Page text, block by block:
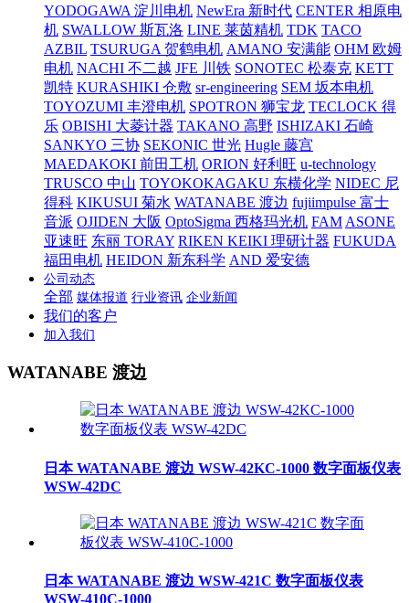
YODOGAWA 淀川电机 NewEra 新时代 CENTER 相原电
机 SWALLOW 斯瓦洛 LINE 莱茵精机 TDK TACO
AZBIL TSURUGA 贺鹤电机 AMANO 安满能 OHM 欧姆
电机 NACHI 不二越 JFE 川铁 SONOTEC 松泰克 KETT
凯特 KURASHIKI 仓敷 sr-engineering SEM 坂本电机
TOYOZUMI 丰澄电机 SPOTRON 狮宝龙 TECLOCK 得
乐 OBISHI 大菱计器 TAKANO 高野 ISHIZAKI 石崎
SANKYO 三协 SEKONIC 世光 Hugle 藤宫
MAEDAKOKI 前田工机 ORION 好利旺 u-technology
TRUSCO 中山 TOYOKOKAGAKU 东横化学 NIDEC 尼
得科 KIKUSUI 菊水 WATANABE 渡边 fujiimpulse 富士
音派 OJIDEN 大阪 OptoSigma 西格玛光机 FAM ASONE
亚速旺 东丽 TORAY RIKEN KEIKI 理研计器 FUKUDA
福田电机 HEIDON 新东科学 AND 爱安德
公司动态
全部 媒体报道 行业资讯 企业新闻
我们的客户
加入我们
WATANABE 渡边
日本 WATANABE 渡边 WSW-42KC-1000 数字面板仪表
WSW-42DC
日本 WATANABE 渡边 WSW-421C 数字面板仪表
WSW-410C-1000